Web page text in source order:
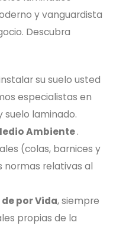
y vanguardista
Descubra
su suelo usted
especialistas en
suelo laminado.
Ambiente.
(colas, barnices y
normas relativas al
por Vida, siempre
propias de la